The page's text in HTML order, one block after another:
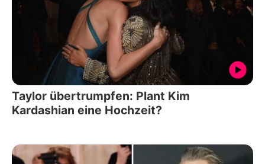
Taylor übertrumpfen: Plant Kim
Kardashian eine Hochzeit?